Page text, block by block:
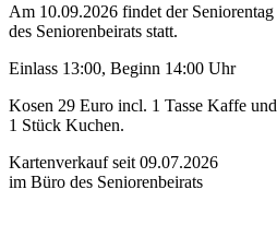
Am 10.09.2026 findet der Seniorentag
des Seniorenbeirats statt.
Einlass 13:00, Beginn 14:00 Uhr
Kosen 29 Euro incl. 1 Tasse Kaffe und
1 Stück Kuchen.
Kartenverkauf seit 09.07.2026
im Büro des Seniorenbeirats